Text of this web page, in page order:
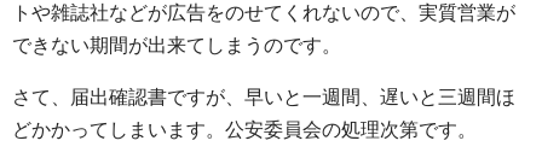
トや雑誌社などが広告をのせてくれないので、実質営業が
できない期間が出来てしまうのです。
さて、届出確認書ですが、早いと一週間、遅いと三週間ほ
どかかってしまいます。公安委員会の処理次第です。